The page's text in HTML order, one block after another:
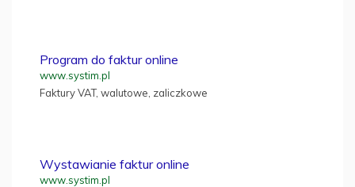
Program do faktur online
www.systim.pl
Faktury VAT, walutowe, zaliczkowe
Wystawianie faktur online
www.systim.pl